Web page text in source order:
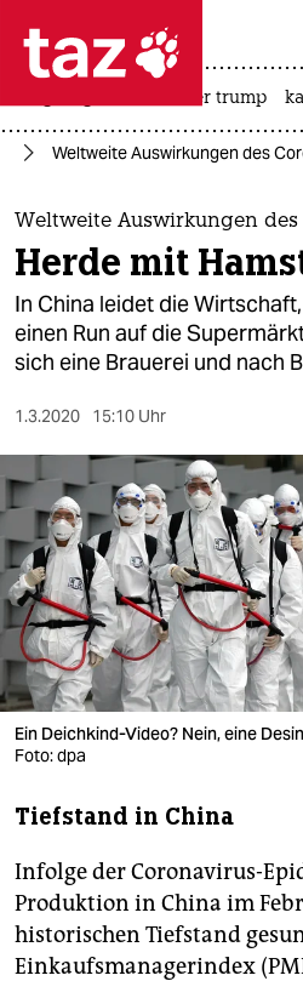
 taz zahl ich
taz zahl ich
themen
politik
öko
sport
berlin
nord
wahrheit
verlag
verlag
veranstaltungen
fragen & hilfe
unterstützen
usa unter trump
Weltweite Auswirkungen des
Weltweite Auswirkungen
Herde mit
In China leidet die
einen Run auf die
sich eine Brauerei und nach
1.3.2020 15:10 Uhr
Ein Deichkind-Video? Nein, eine
Foto: dpa
Tiefstand in China
Infolge der Coronavirus-
Produktion in China im
historischen Tiefstand
Einkaufsmanagerindex